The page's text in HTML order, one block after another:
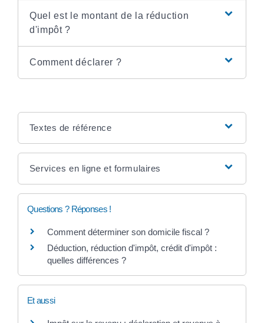
Quel est le montant de la réduction
d'impôt ?
Comment déclarer ?
Textes de référence
Services en ligne et formulaires
Questions ? Réponses !
Comment déterminer son domicile fiscal ?
Déduction, réduction d'impôt, crédit d'impôt :
quelles différences ?
Et aussi